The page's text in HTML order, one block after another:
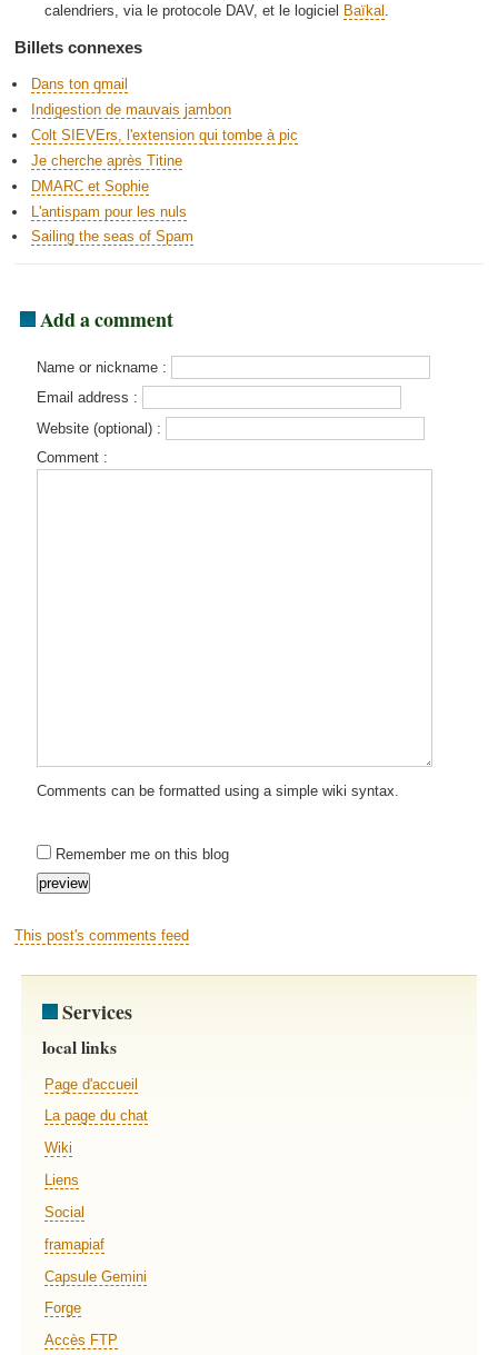
calendriers, via le protocole DAV, et le logiciel Baïkal .
Billets connexes
Dans ton qmail
Indigestion de mauvais jambon
Colt SIEVErs, l'extension qui tombe à pic
Je cherche après Titine
DMARC et Sophie
L'antispam pour les nuls
Sailing the seas of Spam
Add a comment
Name or nickname :
Email address :
Website (optional) :
Comment :
Comments can be formatted using a simple wiki syntax.
Remember me on this blog
This post's comments feed
Services
local links
Page d'accueil
La page du chat
Wiki
Liens
Social
framapiaf
Capsule Gemini
Forge
Accès FTP